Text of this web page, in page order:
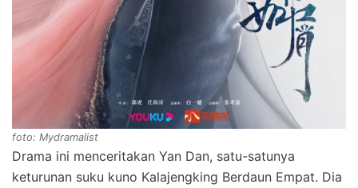
foto: Mydramalist
Drama ini menceritakan Yan Dan, satu-satunya
keturunan suku kuno Kalajengking Berdaun Empat. Dia